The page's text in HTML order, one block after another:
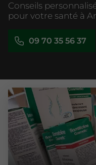
Conseils
pour votre santé à
09 70 35 56 37